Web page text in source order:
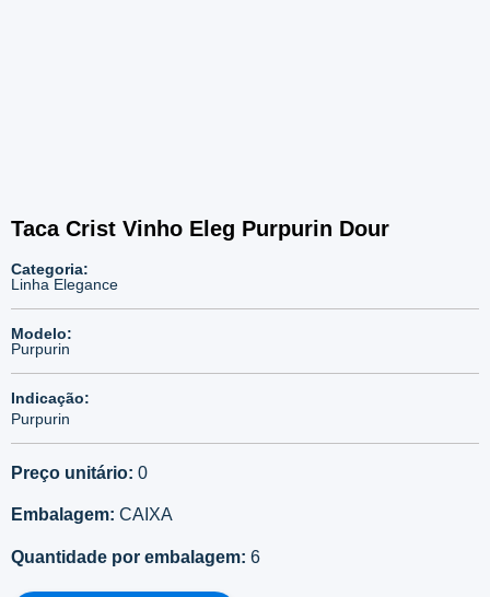
Taca Crist Vinho Eleg Purpurin Dour
Categoria:
Linha Elegance
Modelo:
Purpurin
Indicação:
Purpurin
Preço unitário: 0
Embalagem: CAIXA
Quantidade por embalagem: 6